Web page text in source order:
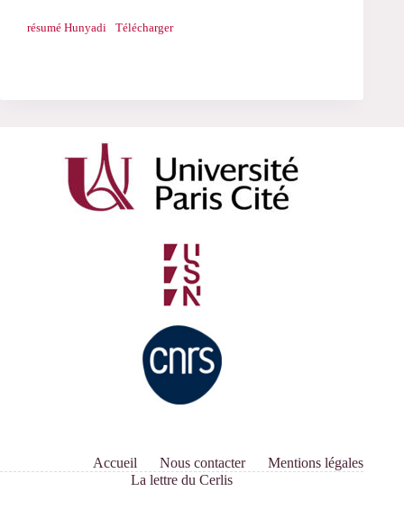
résumé Hunyadi Télécharger
Accueil Nous contacter
Mentions légales
La lettre du Cerlis